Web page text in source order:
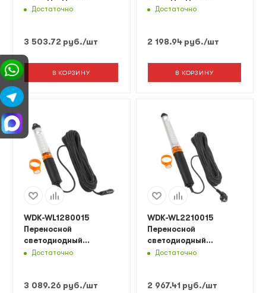
светильник, 12/24 В,
Достаточно
3 503.72 руб./шт
В КОРЗИНУ
светильник, 220 В,
Достаточно
2 198.94руб./шт
В КОРЗИНУ
WDK-WL1280015
Переносной
светодиодный
светильник, 12/24 В,
Достаточно
3 089.26 руб./шт
WDK-WL2210015
Переносной
светодиодный
светильник XL, 220 В,
Достаточно
2 967.41 руб./шт